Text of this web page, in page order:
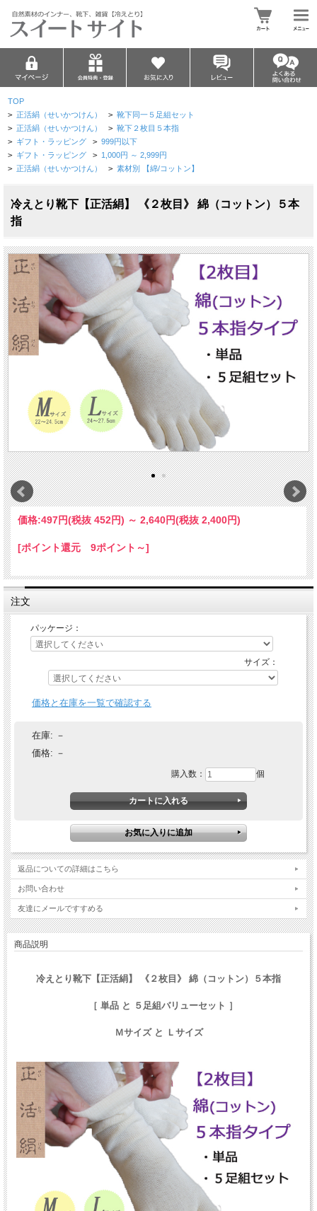
TOP
> 正活絹（せいかつけん） > 靴下同一５足組セット
> 正活絹（せいかつけん） > 靴下２枚目５本指
> ギフト・ラッピング > 999円以下
> ギフト・ラッピング > 1,000円 ～ 2,999円
> 正活絹（せいかつけん） > 素材別 【綿/コットン】
冷えとり靴下【正活絹】 《２枚目》 綿（コットン）５本
指
価格:497円(税抜 452円) ～ 2,640円(税抜 2,400円)
[ポイント還元 9ポイント～]
注文
パッケージ：
サイズ：
価格と在庫を一覧で確認する
在庫: －
価格: －
購入数： 個
返品についての詳細はこちら
お問い合わせ
友達にメールですすめる
商品説明
冷えとり靴下【正活絹】 《２枚目》 綿（コットン）５本指
［ 単品 と ５足組バリューセット ］
Ｍサイズ と Ｌサイズ